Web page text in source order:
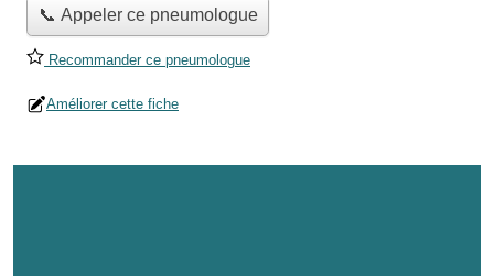
📞 Appeler ce pneumologue
Recommander ce pneumologue
Améliorer cette fiche